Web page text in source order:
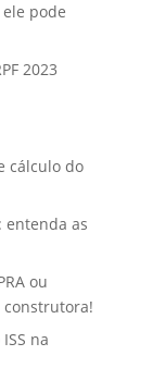
ele pode
2023
cálculo do
entenda as
ou
construtora!
na